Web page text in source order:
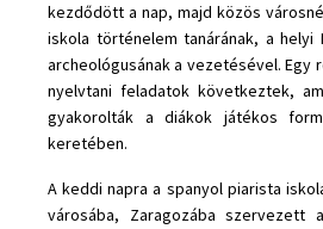
kezdődött a nap, majd közös
iskola történelem tanárának, a helyi
archeológusának a vezetésével. Egy
nyelvtani feladatok következtek,
gyakorolták a diákok játékos
keretében.
A keddi napra a spanyol piarista
városába, Zaragozába szervezett